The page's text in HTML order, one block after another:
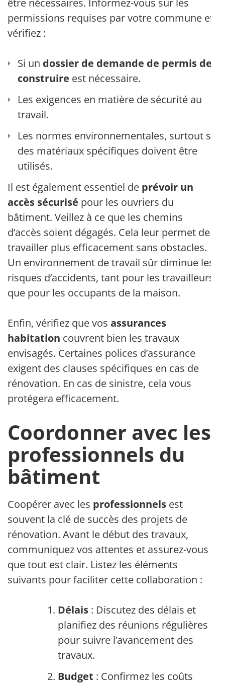
être nécessaires. Informez-vous sur les
permissions requises par votre commune et
vérifiez :
Si un dossier de demande de permis de
construire est nécessaire.
Les exigences en matière de sécurité au
travail.
Les normes environnementales, surtout si
des matériaux spécifiques doivent être
utilisés.
Il est également essentiel de prévoir un
accès sécurisé pour les ouvriers du
bâtiment. Veillez à ce que les chemins
d’accès soient dégagés. Cela leur permet de
travailler plus efficacement sans obstacles.
Un environnement de travail sûr diminue les
risques d’accidents, tant pour les travailleurs
que pour les occupants de la maison.
Enfin, vérifiez que vos assurances
habitation couvrent bien les travaux
envisagés. Certaines polices d’assurance
exigent des clauses spécifiques en cas de
rénovation. En cas de sinistre, cela vous
protégera efficacement.
Coordonner avec les
professionnels du
bâtiment
Coopérer avec les professionnels est
souvent la clé de succès des projets de
rénovation. Avant le début des travaux,
communiquez vos attentes et assurez-vous
que tout est clair. Listez les éléments
suivants pour faciliter cette collaboration :
Délais : Discutez des délais et
planifiez des réunions régulières
pour suivre l’avancement des
travaux.
Budget : Confirmez les coûts